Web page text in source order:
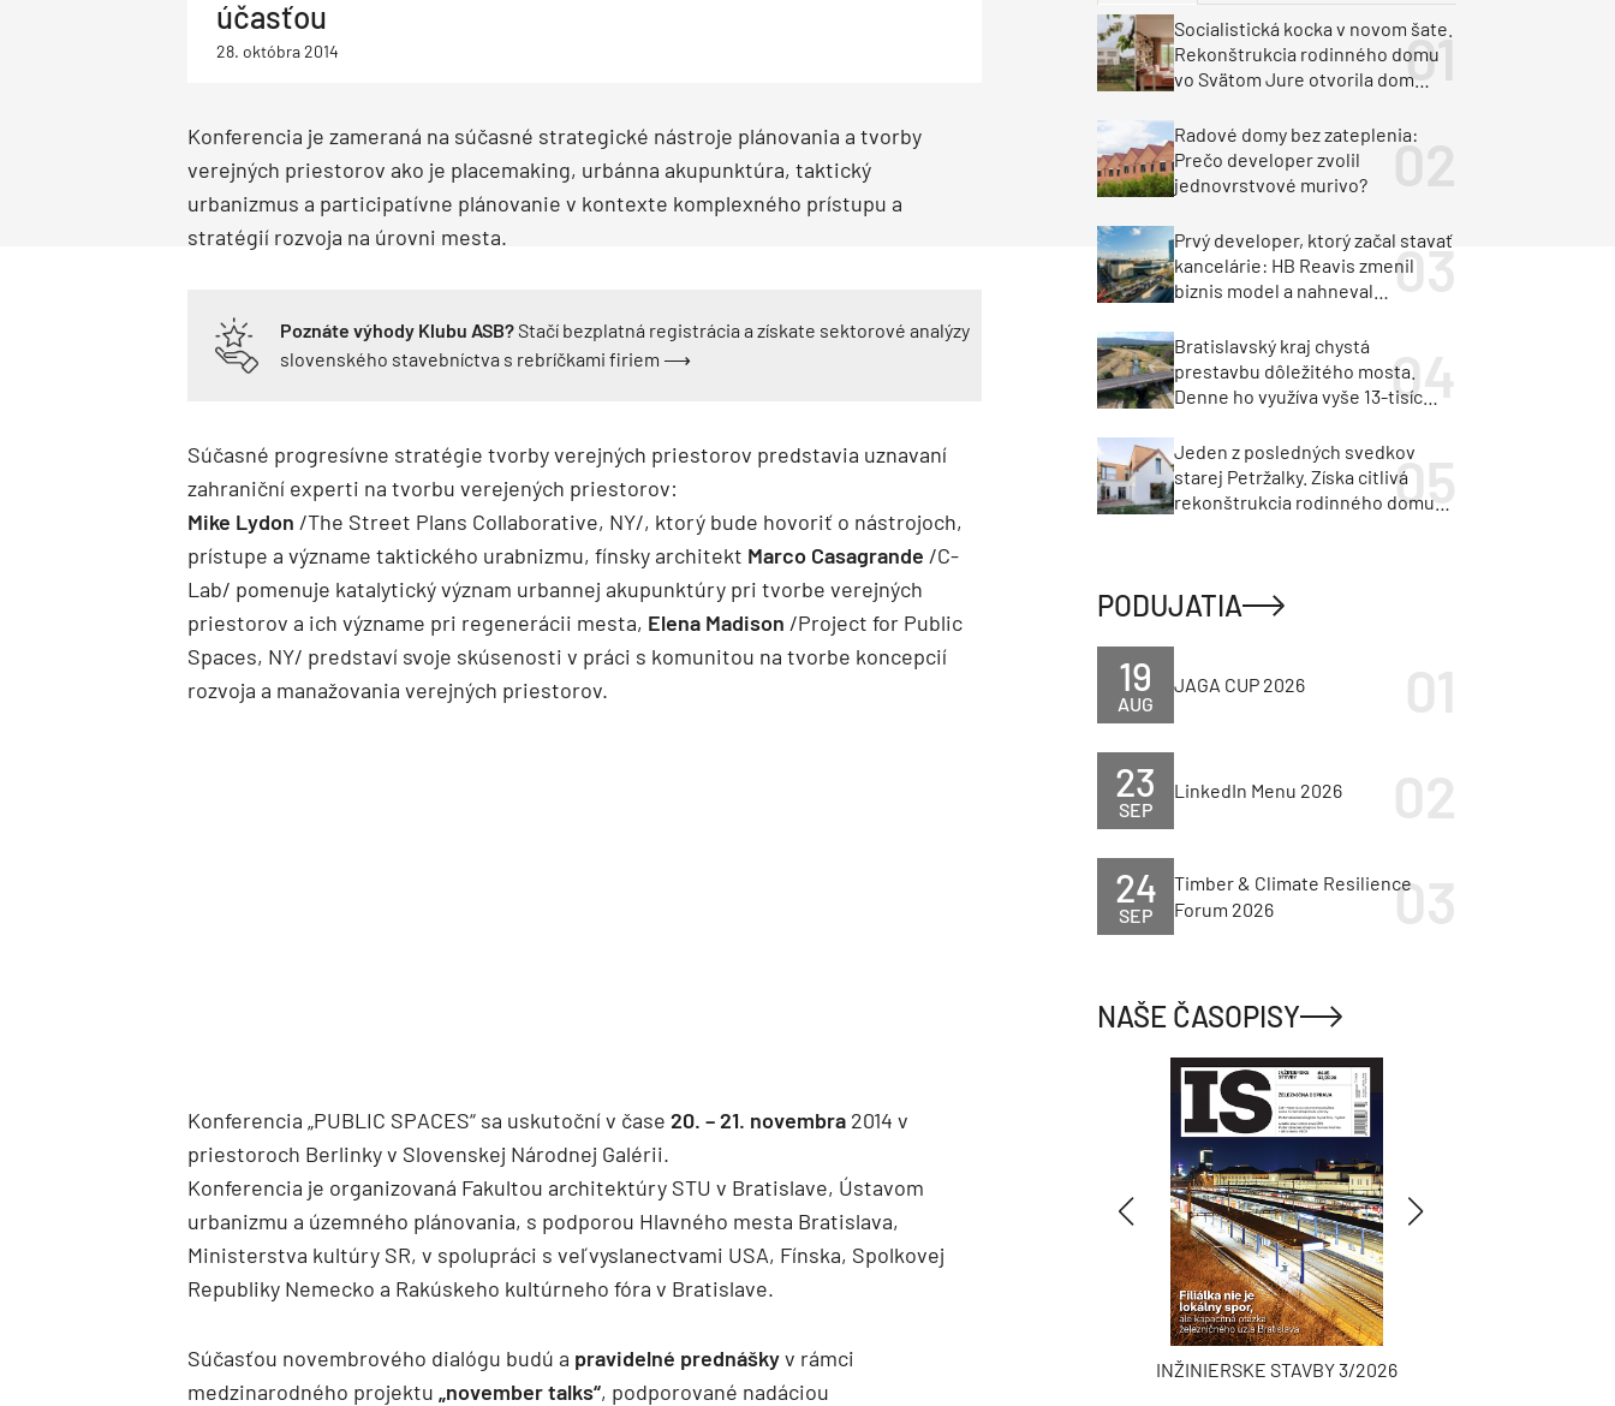
Priemyselné objekty
DrevostavbyMontované domy Bungalovy
Nízkoenergetické domy
Pasívne domy
Klimatizácia a vetranie
Správa budov
Priemysel a logistika
Deti a architektúra Manažérsky kurz Milan Murcka
účasťou
28. októbra 2014
Konferencia je zameraná na súčasné strategické nástroje plánovania a tvorby
verejných priestorov ako je placemaking, urbánna akupunktúra, taktický
urbanizmus a participatívne plánovanie v kontexte komplexného prístupu a
stratégií rozvoja na úrovni mesta.
Poznáte výhody Klubu ASB?Stačí bezplatná registrácia a získate sektorové analýzy
slovenského stavebníctva s rebríčkami firiem ⟶
Súčasné progresívne stratégie tvorby verejných priestorov predstavia uznavaní
zahraniční experti na tvorbu verejených priestorov:
Mike Lydon /The Street Plans Collaborative, NY/, ktorý bude hovoriť o nástrojoch,
prístupe a význame taktického urabnizmu, fínsky architekt Marco Casagrande /C-
Lab/ pomenuje katalytický význam urbannej akupunktúry pri tvorbe verejných
priestorov a ich význame pri regenerácii mesta, Elena Madison /Project for Public
Spaces, NY/ predstaví svoje skúsenosti v práci s komunitou na tvorbe koncepcií
rozvoja a manažovania verejných priestorov.
Konferencia „PUBLIC SPACES“ sa uskutoční v čase 20. – 21. novembra 2014 v
priestoroch Berlinky v Slovenskej Národnej Galérii.
Konferencia je organizovaná Fakultou architektúry STU v Bratislave, Ústavom
urbanizmu a územného plánovania, s podporou Hlavného mesta Bratislava,
Ministerstva kultúry SR, v spolupráci s veľvyslanectvami USA, Fínska, Spolkovej
Republiky Nemecko a Rakúskeho kultúrneho fóra v Bratislave.
Súčasťou novembrového dialógu budú a pravidelné prednáškyv rámci
medzinarodného projektu „november talks“, podporované nadáciou
Socialistická kocka v novom šate.
Rekonštrukcia rodinného domu
vo Svätom Jure otvorila dom
Radové domy bez zateplenia:
Prečo developer zvolil
jednovrstvové murivo?
Prvý developer, ktorý začal stavať
kancelárie: HB Reavis zmenil
biznis model a nahneval
Bratislavský kraj chystá
prestavbu dôležitého mosta.
Denne ho využíva vyše 13-tisíc
Jeden z posledných svedkov
starej Petržalky. Získa citlivá
rekonštrukcia rodinného domu
PODUJATIA
AUG
19 JAGA CUP 2026
SEP
23 LinkedIn Menu 2026
SEP
24
Timber & Climate Resilience
Forum 2026
NAŠE ČASOPISY
TZB HAUSTECHNIK 3/2026 INŽINIERSKE STAVBY 3/2026